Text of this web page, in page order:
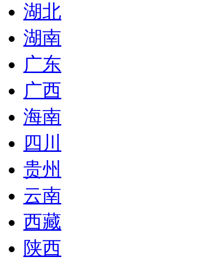
湖北
湖南
广东
广西
海南
四川
贵州
云南
西藏
陕西